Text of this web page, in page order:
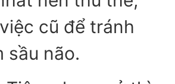
cũ để tránh
sầu não.